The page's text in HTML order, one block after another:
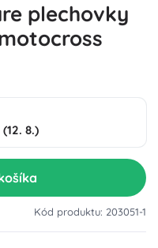
plechovky
8.)
Kód produktu: 203051-1